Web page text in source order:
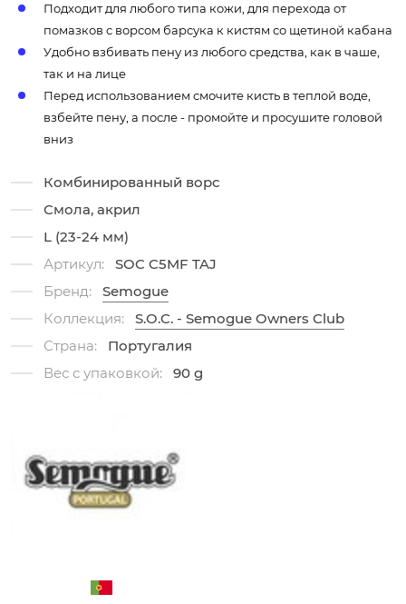
Подходит для любого типа кожи, для перехода от
помазков с ворсом барсука к кистям со щетиной кабана
Удобно взбивать пену из любого средства, как в чаше,
так и на лице
Перед использованием смочите кисть в теплой воде,
взбейте пену, а после - промойте и просушите головой
вниз
Комбинированный ворс
Смола, акрил
L (23-24 мм)
Артикул:
SOC C5MF TAJ
Бренд:
Semogue
Коллекция:
S.O.C. - Semogue Owners Club
Страна:
Португалия
Вес с упаковкой:
90 g